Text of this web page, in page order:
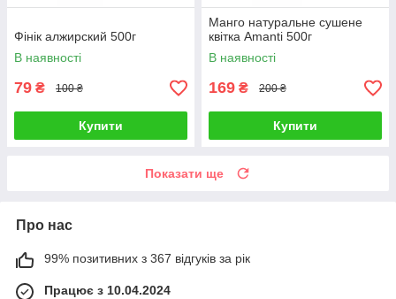
Фінік алжирский 500г
В наявності
79 ₴ 100 ₴
Купити
Манго натуральне сушене
квітка Amanti 500г
В наявності
169 ₴ 200 ₴
Купити
Показати ще
Про нас
99% позитивних з 367 відгуків за рік
Працює з 10.04.2024